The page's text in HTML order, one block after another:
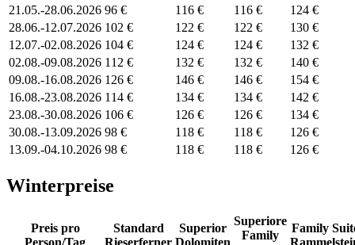
21.05.-28.06.2026 96 € 116 € 116 €
124 €
28.06.-12.07.2026 102 € 122 € 122 €
130 €
12.07.-02.08.2026 104 € 124 € 124 €
132 €
02.08.-09.08.2026 112 € 132 € 132 €
140 €
09.08.-16.08.2026 126 € 146 € 146 €
154 €
16.08.-23.08.2026 114 € 134 € 134 €
142 €
23.08.-30.08.2026 106 € 126 € 126 €
134 €
30.08.-13.09.2026 98 € 118 € 118 €
126 €
13.09.-04.10.2026 98 € 118 € 118 € 126 €
Winterpreise
Preis pro
Standard
Superior
Superiore
Family
Family